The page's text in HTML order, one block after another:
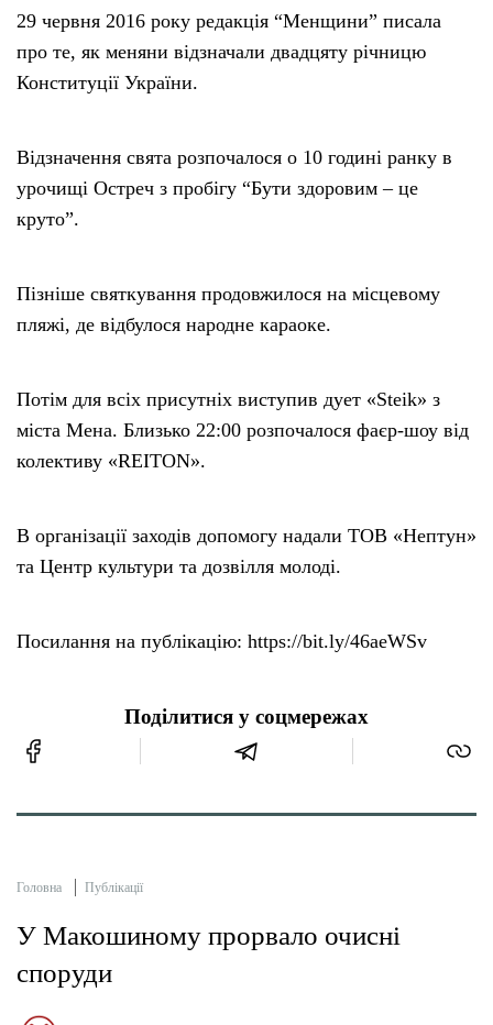
29 червня 2016 року редакція “Менщини” писала
про те, як меняни відзначали двадцяту річницю
Конституції України.
Відзначення свята розпочалося о 10 годині ранку в
урочищі Остреч з пробігу “Бути здоровим – це
круто”.
Пізніше святкування продовжилося на місцевому
пляжі, де відбулося народне караоке.
Потім для всіх присутніх виступив дует «Steіk» з
міста Мена. Близько 22:00 розпочалося фаєр-шоу від
колективу «REITON».
В організації заходів допомогу надали ТОВ «Нептун»
та Центр культури та дозвілля молоді.
Посилання на публікацію: https://bit.ly/46aeWSv
Поділитися у соцмережах
Головна Публікації
У Макошиному прорвало очисні
споруди